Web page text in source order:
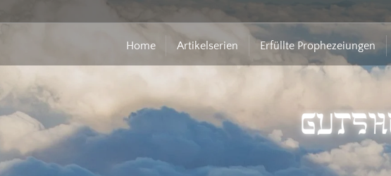
Home Artikelserien Erfüllte Prophezeiungen